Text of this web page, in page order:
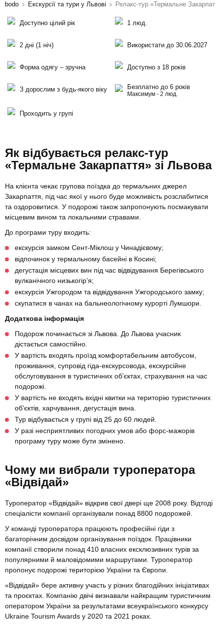
bodo Екскурсії та тури у Львові Релакс-тур «Термальне
Доступно цілий рік 1 люд.
2 дні (1 ніч) Використати до 30.06.2027
Форма одягу – зручна Доступно з 18 років
З дорослим з будь-якого віку Безплатно до 6 років
Максимум - 2 люд.
Проходить у групі
Як відбувається релакс-тур
«Термальне Закарпаття» зі Львова
На клієнта чекає групова поїздка до термальних джерел
Закарпаття, під час якої у нього буде можливість розслабитися
та оздоровитися. У подорожі також запропонують посмакувати
місцевим вином та локальними стравами.
До програми туру входить:
екскурсія замком Сент-Міклош у Чинадієвому;
відпочинок у термальному басейні в Косині;
дегустація місцевих вин під час відвідування Берегівського
вулканічного низькогір’я;
екскурсія Ужгородом та відвідування Ужгородського замку;
скупатися в чанах на бальнеологічному курорті Лумшори.
Додаткова інформація
Подорож починається зі Львова. До Львова учасник
дістається самостійно.
У вартість входять проїзд комфортабельним автобусом,
проживання, супровід гіда-екскурсовода, екскурсійне
обслуговування в туристичних об’єктах, страхування на час
подорожі.
У вартість не входять вхідні квитки на територію туристичних
об'єктів, харчування, дегустація вина.
Тур відбувається у групі від 25 до 60 людей.
У разі несприятливих погодних умов або форс-мажорів
програму туру може бути змінено.
Чому ми вибрали туроператора
«Відвідай»
Туроператор «Відвідай» відкрив свої двері ще 2008 року. Відтоді
спеціалісти компанії організували понад 8800 подорожей.
У команді туроператора працюють професійні гіди з
багаторічним досвідом організування поїздок. Працівники
компанії створили понад 410 власних ексклюзивних турів за
популярними й маловідомими маршрутами. Туроператор
пропонує подорожі територією України та Європи.
«Відвідай» бере активну участь у різних благодійних ініціативах
та проєктах. Компанію двічі визнавали найкращим туристичним
оператором України за результатами всеукраїнського конкурсу
Ukraine Tourism Awards у 2020 та 2021 роках.